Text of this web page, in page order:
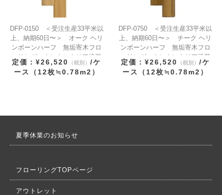
DFP-0150 ＜受注生産33平米以
上、納期60日〜＞ オーク ヘリ
ンボーンハーフ 無垢寄木フロ
ーリング ウレタンクリア塗装
定価：¥26,520 （税別）/ケ
ース（12枚≒0.78m2）
DFP-0750 ＜受注生産33平米以
上、納期60日〜＞ チーク ヘリ
ンボーンハーフ 無垢寄木フロ
ーリング ウレタンクリア塗装
定価：¥26,520 （税別） /ケ
ース（12枚≒0.78m2）
夏季休業のお知らせ
フローリングTOPページ
アウトレット